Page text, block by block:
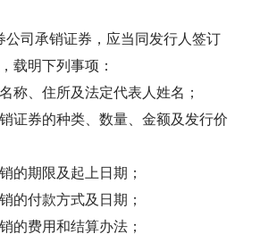
司承销证券，应当同发行人签订
载明下列事项：
称、住所及法定代表人姓名；
证券的种类、数量、金额及发行价
的期限及起上日期；
的付款方式及日期；
的费用和结算办法；